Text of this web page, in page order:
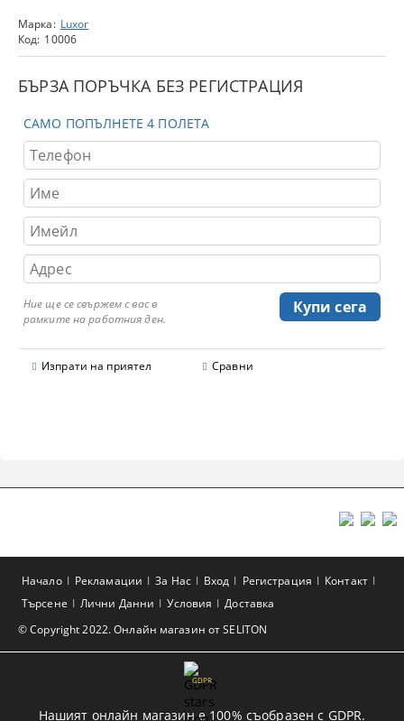
Марка: Luxor
Код: 10006
БЪРЗА ПОРЪЧКА БЕЗ РЕГИСТРАЦИЯ
САМО ПОПЪЛНЕТЕ 4 ПОЛЕТА
Ние ще се свържем с вас в
рамките на работния ден.
Изпрати на приятел Сравни
© Copyright 2022. Онлайн магазин от SELITON
Начало Рекламации За Нас Вход Регистрация
Контакт
Търсене
Лични Данни Условия Доставка
GDPR
Нашият онлайн магазин е 100% съобразен с GDPR.